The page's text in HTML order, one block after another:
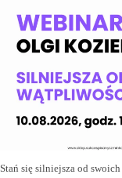
Stań się silniejsza od